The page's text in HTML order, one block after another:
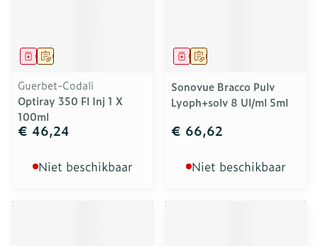
Op voorschrift
Geneesmiddel
Guerbet-Codali
Optiray 350 Fl Inj 1 X
100ml
€ 46,24
Niet beschikbaar
Op voorschrift
Geneesmiddel
Sonovue Bracco Pulv
Lyoph+solv 8 Ul/ml 5ml
€ 66,62
Niet beschikbaar